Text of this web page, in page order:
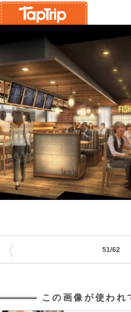
51/62
〈
この画像が使われ